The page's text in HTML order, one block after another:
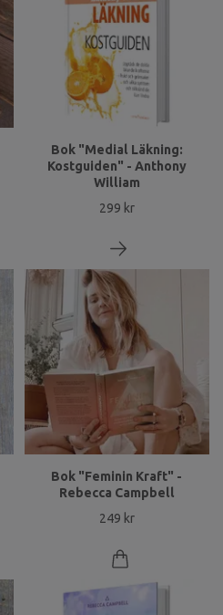
Bok "Medial Läkning:
Kostguiden" - Anthony
William
299 kr
Bok "Feminin Kraft" -
Rebecca Campbell
249 kr